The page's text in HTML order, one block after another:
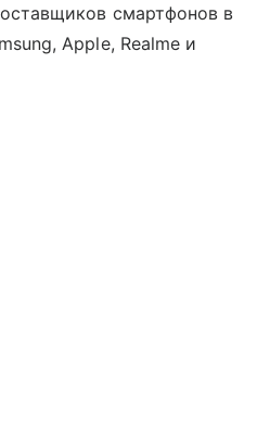
смартфонов в
Apple, Realme и